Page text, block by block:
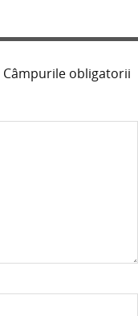
Câmpurile obligatorii